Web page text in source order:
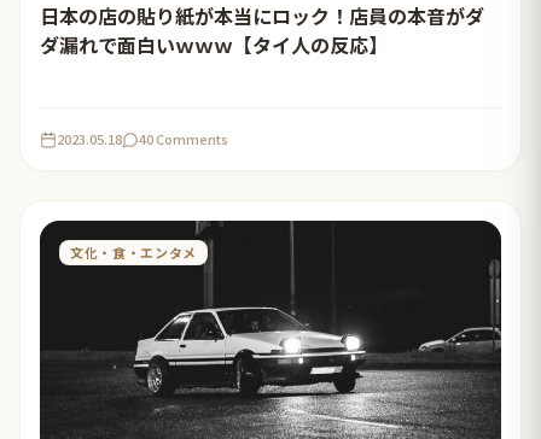
日本の店の貼り紙が本当にロック！店員の本音がダ
ダ漏れで面白いｗｗｗ【タイ人の反応】
2023.05.18 40 Comments
文化・食・エンタメ